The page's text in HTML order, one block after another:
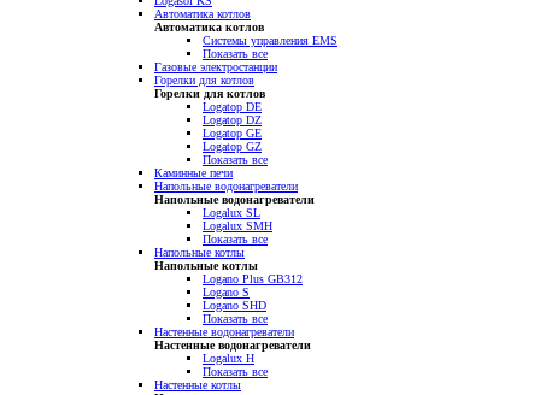
Автоматика котлов
Автоматика котлов
Системы управления EMS
Показать все
Газовые электростанции
Горелки для котлов
Горелки для котлов
Logatop DE
Logatop DZ
Logatop GE
Logatop GZ
Показать все
Каминные печи
Напольные водонагреватели
Напольные водонагреватели
Logalux SL
Logalux SMH
Показать все
Напольные котлы
Напольные котлы
Logano Plus GB312
Logano S
Logano SHD
Показать все
Настенные водонагреватели
Настенные водонагреватели
Logalux H
Показать все
Настенные котлы